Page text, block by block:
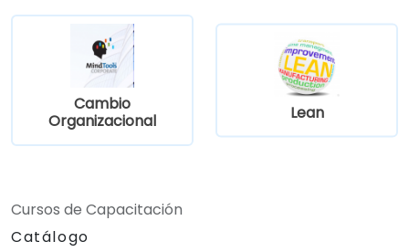
Cambio
Organizacional
Lean
Cursos de Capacitación
Catálogo